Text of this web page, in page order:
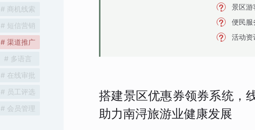
# 商机线索
# 短信营销
# 渠道推广
# 多语言
# 在线审批
# 员工评选
# 会员管理
景区游
便民服
活动资
搭建景区优惠券领券系统，
助力南浔旅游业健康发展